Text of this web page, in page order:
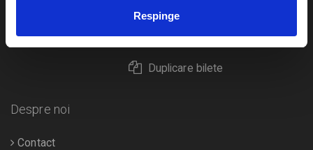
Respinge
Duplicare bilete
Despre noi
Contact